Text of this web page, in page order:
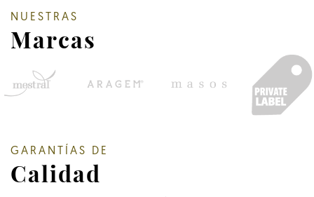
NUESTRAS
Marcas
GARANTÍAS DE
Calidad